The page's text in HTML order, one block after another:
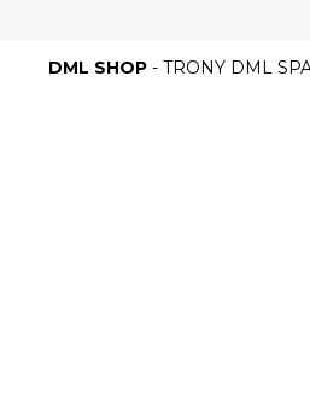
DML SHOP - TRONY DML